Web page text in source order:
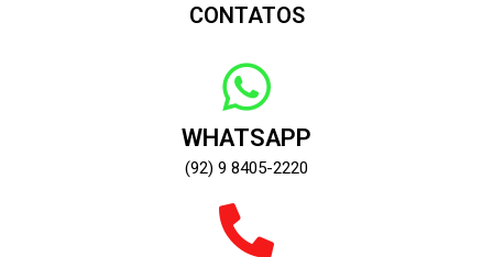
CONTATOS
WHATSAPP
(92) 9 8405-2220